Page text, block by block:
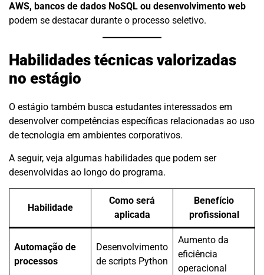
AWS, bancos de dados NoSQL ou desenvolvimento web
podem se destacar durante o processo seletivo.
Habilidades técnicas valorizadas
no estágio
O estágio também busca estudantes interessados em
desenvolver competências específicas relacionadas ao uso
de tecnologia em ambientes corporativos.
A seguir, veja algumas habilidades que podem ser
desenvolvidas ao longo do programa.
Habilidade
Como será
aplicada
Benefício
profissional
Automação de
processos
Desenvolvimento
de scripts Python
Aumento da
eficiência
operacional